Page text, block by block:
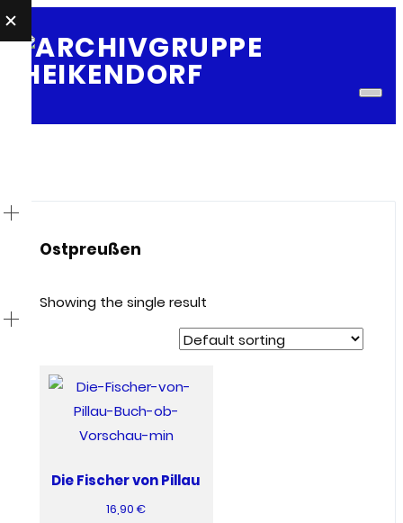
Ostpreußen
Showing the single result
Die Fischer von Pillau
16,90€